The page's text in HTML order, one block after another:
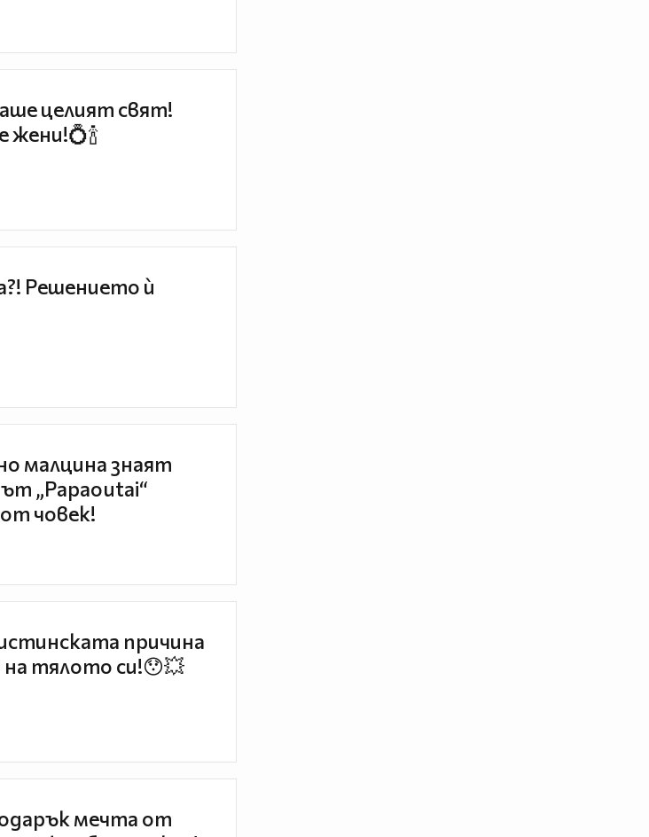
целият свят!
жени!💍🍾
Решението ѝ
малцина знаят
„Papaoutai“
човек!
причина
тялото си!😯💥
мечта от